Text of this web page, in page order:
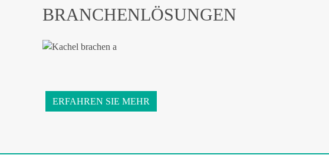
BRANCHENLÖSUNGEN
ERFAHREN SIE MEHR